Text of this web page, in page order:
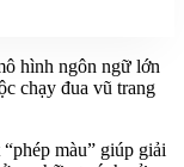
hình ngôn ngữ lớn
chạy đua vũ trang
màu” giúp giải